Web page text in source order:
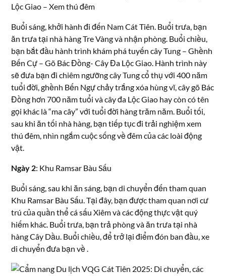
Lộc Giao – Xem thú đêm
Buổi sáng, khởi hành đi đến Nam Cát Tiên. Buổi trưa, bạn
ăn trưa tại nhà hàng Tre Vàng và nhận phòng. Buổi chiều,
bạn bắt đầu hành trình khám phá tuyến cây Tung – Ghềnh
Bến Cự – Gõ Bác Đồng- Cây Đa Lộc Giao. Hành trình này
sẽ đưa bạn đi chiêm ngưỡng cây Tung cổ thụ với 400 năm
tuổi đời, ghềnh Bến Ngự chảy trắng xóa hùng vĩ, cây gõ Bác
Đồng hơn 700 năm tuổi và cây đa Lộc Giao hay còn có tên
gọi khác là “ma cây” với tuổi đời hàng trăm năm. Buổi tối,
sau khi ăn tối nhà hàng, bạn tiếp tục đi trải nghiệm xem
thú đêm, nhìn ngắm cuộc sống về đêm của các loài động
vật.
Ngày 2: Khu Ramsar Bàu Sấu
Buổi sáng, sau khi ăn sáng, bạn di chuyển đến tham quan
Khu Ramsar Bàu Sấu. Tại đây, bạn được tham quan nơi cư
trú của quần thể cá sấu Xiêm và các động thực vật quý
hiếm khác. Buổi trưa, bạn trả phòng và ăn trưa tại nhà
hàng Cây Dầu. Buổi chiều, để trở lại điểm đón ban đầu, xe
di chuyển đưa bạn về .